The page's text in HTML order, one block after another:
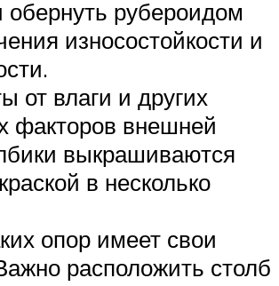
обернуть рубероидом
износостойкости и
от влаги и других
факторов внешней
выкрашиваются
в несколько
опор имеет свои
расположить столб